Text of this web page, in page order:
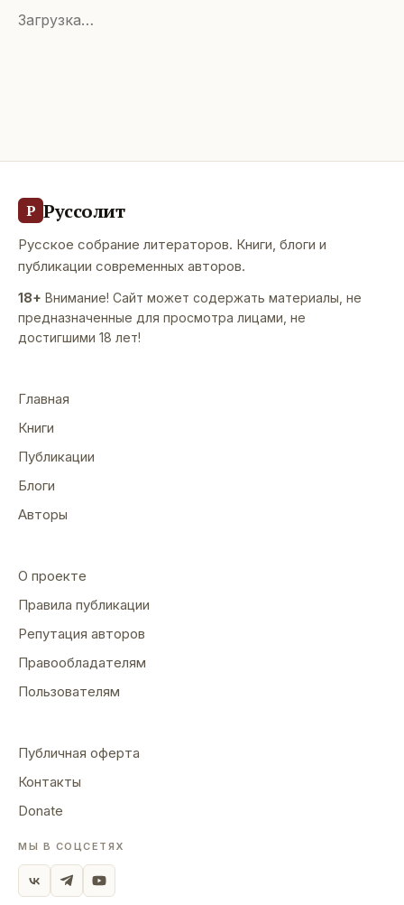
Загрузка…
Р Руссолит
Русское собрание литераторов. Книги, блоги и
публикации современных авторов.
18+ Внимание! Сайт может содержать материалы, не
предназначенные для просмотра лицами, не
достигшими 18 лет!
Главная
Книги
Публикации
Блоги
Авторы
О проекте
Правила публикации
Репутация авторов
Правообладателям
Пользователям
Публичная оферта
Контакты
Donate
МЫ В СОЦСЕТЯХ